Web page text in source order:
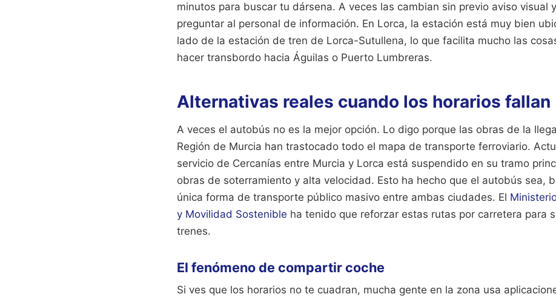
minutos para buscar tu dársena. A veces las cambian sin previo aviso visual
preguntar al personal de información. En Lorca, la estación está muy bien
lado de la estación de tren de Lorca-Sutullena, lo que facilita mucho las
hacer transbordo hacia Águilas o Puerto Lumbreras.
Alternativas reales cuando los horarios fallan
A veces el autobús no es la mejor opción. Lo digo porque las obras de la
Región de Murcia han trastocado todo el mapa de transporte ferroviario.
servicio de Cercanías entre Murcia y Lorca está suspendido en su tramo
obras de soterramiento y alta velocidad. Esto ha hecho que el autobús sea,
única forma de transporte público masivo entre ambas ciudades. El
y Movilidad Sostenible ha tenido que reforzar estas rutas por carretera para
trenes.
El fenómeno de compartir coche
Si ves que los horarios no te cuadran, mucha gente en la zona usa